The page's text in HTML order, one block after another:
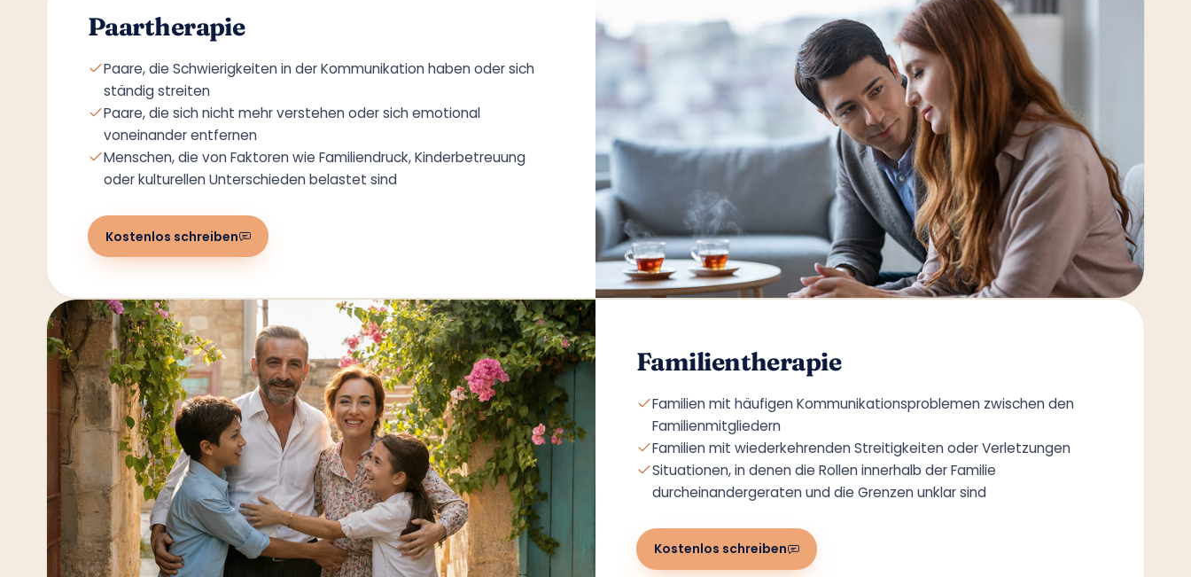
Paartherapie
Paare, die Schwierigkeiten in der Kommunikation haben oder sich
ständig streiten
Paare, die sich nicht mehr verstehen oder sich emotional
voneinander entfernen
Menschen, die von Faktoren wie Familiendruck, Kinderbetreuung
oder kulturellen Unterschieden belastet sind
Kostenlos schreiben
Familientherapie
Familien mit häufigen Kommunikationsproblemen zwischen den
Familienmitgliedern
Familien mit wiederkehrenden Streitigkeiten oder Verletzungen
Situationen, in denen die Rollen innerhalb der Familie
durcheinandergeraten und die Grenzen unklar sind
Kostenlos schreiben